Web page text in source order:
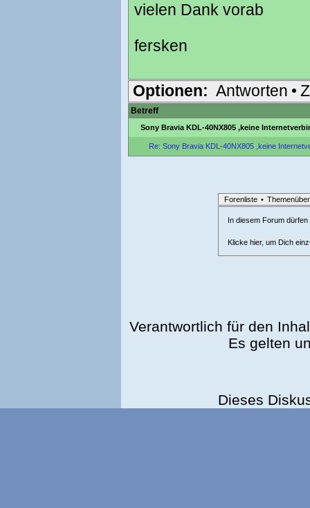
vielen Dank vorab
fersken
Optionen: Antworten •
Betreff
Sony Bravia KDL-40NX805 ,keine
Re: Sony Bravia KDL-40NX805 ,keine
Forenliste •
In diesem Forum
Klicke hier, um Dich
Verantwortlich für den
Es gelten
Dieses